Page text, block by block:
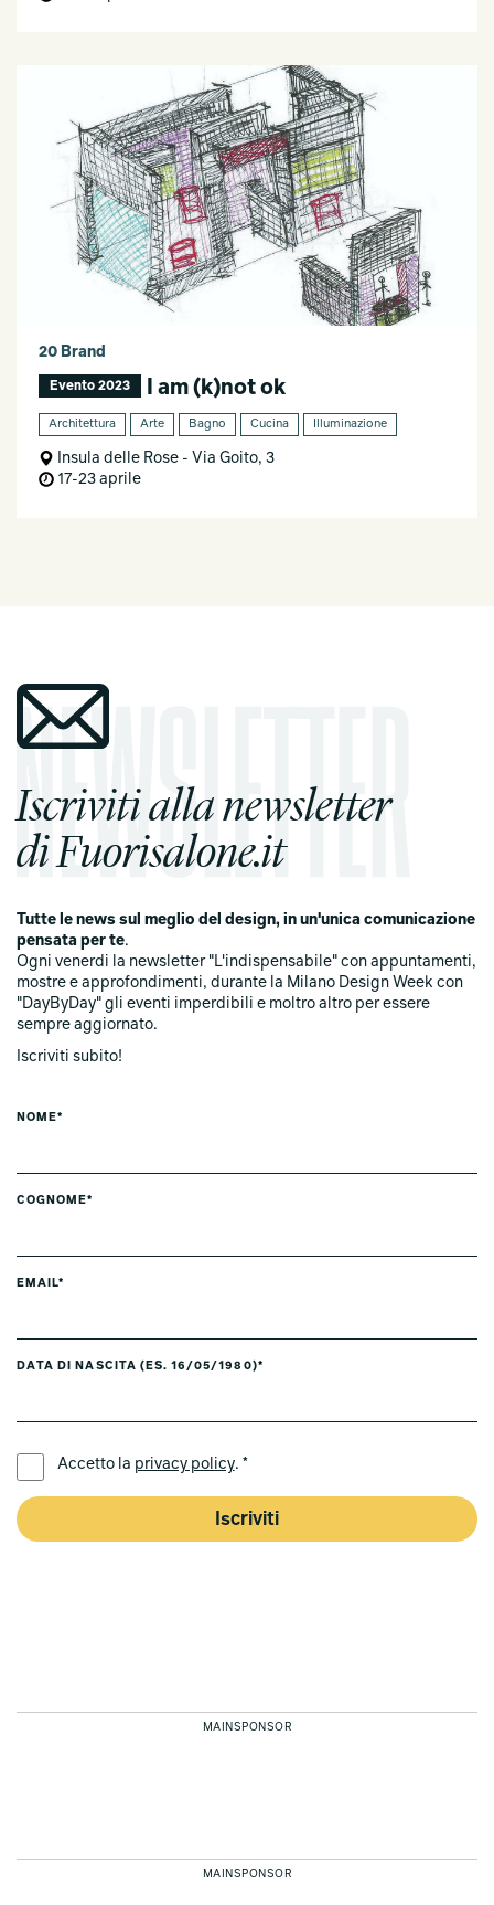
20 Brand
Evento 2023 I am (k)not ok
Architettura Arte Bagno Cucina Illuminazione
Insula delle Rose - Via Goito, 3
17-23 aprile
Iscriviti alla newsletter
di Fuorisalone.it
Tutte le news sul meglio del design, in un'unica comunicazione
pensata per te.
Ogni venerdi la newsletter "L'indispensabile" con appuntamenti,
mostre e approfondimenti, durante la Milano Design Week con
"DayByDay" gli eventi imperdibili e moltro altro per essere
sempre aggiornato.
Iscriviti subito!
NOME*
COGNOME*
EMAIL*
DATA DI NASCITA (ES. 16/05/1980)*
Accetto la privacy policy. *
Iscriviti
MAINSPONSOR
MAINSPONSOR